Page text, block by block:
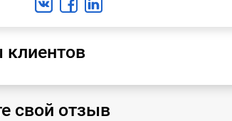
свой отзыв